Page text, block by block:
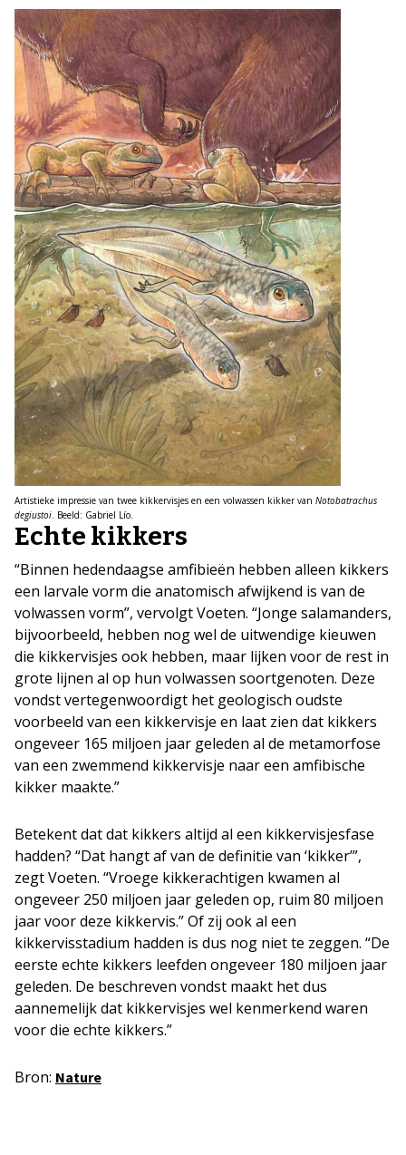
Artistieke impressie van twee kikkervisjes en een volwassen kikker van Notobatrachus
degiustoi . Beeld: Gabriel Lío.
Echte kikkers
“Binnen hedendaagse amfibieën hebben alleen kikkers
een larvale vorm die anatomisch afwijkend is van de
volwassen vorm”, vervolgt Voeten. “Jonge salamanders,
bijvoorbeeld, hebben nog wel de uitwendige kieuwen
die kikkervisjes ook hebben, maar lijken voor de rest in
grote lijnen al op hun volwassen soortgenoten. Deze
vondst vertegenwoordigt het geologisch oudste
voorbeeld van een kikkervisje en laat zien dat kikkers
ongeveer 165 miljoen jaar geleden al de metamorfose
van een zwemmend kikkervisje naar een amfibische
kikker maakte.”
Betekent dat dat kikkers altijd al een kikkervisjesfase
hadden? “Dat hangt af van de definitie van ‘kikker’”,
zegt Voeten. “Vroege kikkerachtigen kwamen al
ongeveer 250 miljoen jaar geleden op, ruim 80 miljoen
jaar voor deze kikkervis.” Of zij ook al een
kikkervisstadium hadden is dus nog niet te zeggen. “De
eerste echte kikkers leefden ongeveer 180 miljoen jaar
geleden. De beschreven vondst maakt het dus
aannemelijk dat kikkervisjes wel kenmerkend waren
voor die echte kikkers.”
Bron: Nature